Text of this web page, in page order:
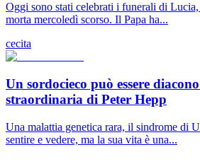
Oggi sono stati celebrati i funerali di
morta mercoledì scorso. Il Papa ha...
cecita
Un sordocieco può essere
straordinaria di Peter Hepp
Una malattia genetica rara, il sindrome di
sentire e vedere, ma la sua vita è una...